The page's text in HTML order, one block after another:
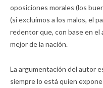
oposiciones morales (los
(si excluimos a los malos, el
redentor que, con base en el
mejor de la nación.
La argumentación del autor
siempre lo está quien